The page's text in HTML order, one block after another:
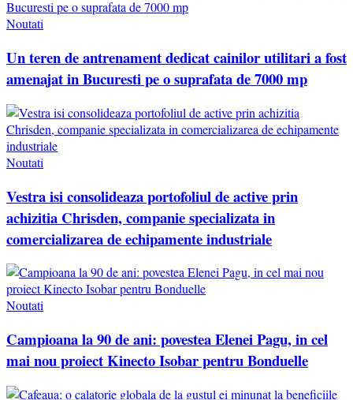
Noutati
Un teren de antrenament dedicat cainilor utilitari a fost
amenajat in Bucuresti pe o suprafata de 7000 mp
Noutati
Vestra isi consolideaza portofoliul de active prin
achizitia Chrisden, companie specializata in
comercializarea de echipamente industriale
Noutati
Campioana la 90 de ani: povestea Elenei Pagu, in cel
mai nou proiect Kinecto Isobar pentru Bonduelle